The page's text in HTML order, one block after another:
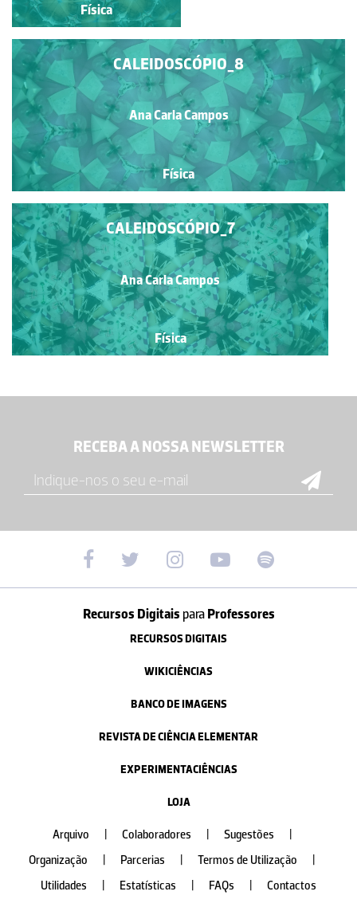
Física
CALEIDOSCÓPIO_8
Ana Carla Campos
Física
CALEIDOSCÓPIO_7
Ana Carla Campos
Física
Física
RECEBA A NOSSA NEWSLETTER
Recursos Digitais paraProfessores
RECURSOS DIGITAIS
WIKICIÊNCIAS
BANCO DE IMAGENS
REVISTA DE CIÊNCIA ELEMENTAR
EXPERIMENTACIÊNCIAS
LOJA
Arquivo Colaboradores Sugestões
Organização
Parcerias Termos de Utilização
Utilidades
Estatísticas FAQs Contactos